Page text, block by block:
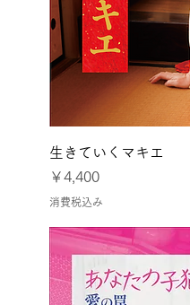
生きていくマキエ
価格
￥4,400
消費税込み